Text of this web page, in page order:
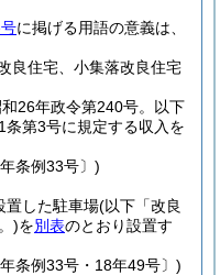
に掲げる用語の意義は、
良住宅、小集落改良住宅
26年政令第240号。以下
条第3号に規定する収入を
条例33号〕)
置した駐車場(以下「改良
)を別表のとおり設置す
条例33号・18年49号〕)